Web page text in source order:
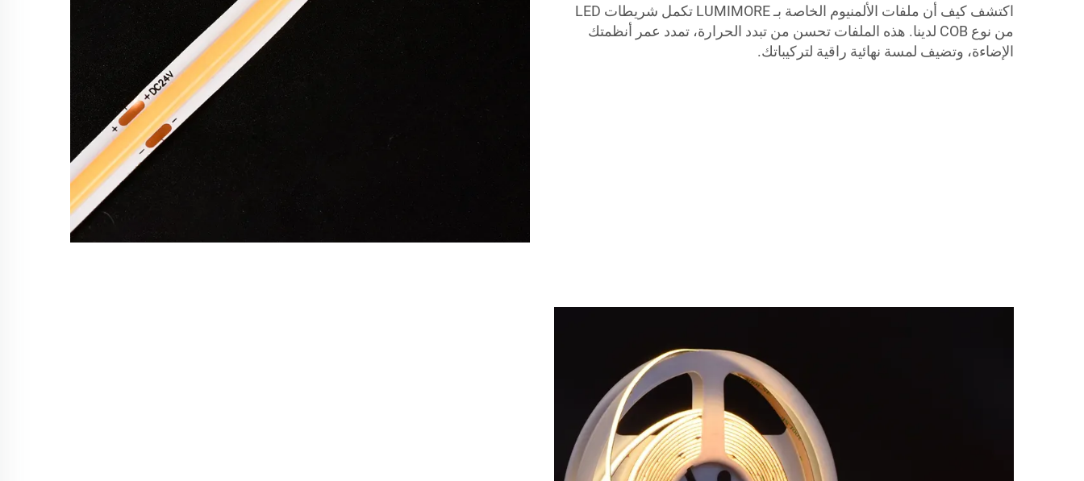
اكتشف كيف أن ملفات الألمنيوم الخاصة بـ LUMIMORE تكمل شريطات LED
من نوع COB لدينا. هذه الملفات تحسن من تبدد الحرارة، تمدد عمر أنظمتك
الإضاءة، وتضيف لمسة نهائية راقية لتركيباتك.